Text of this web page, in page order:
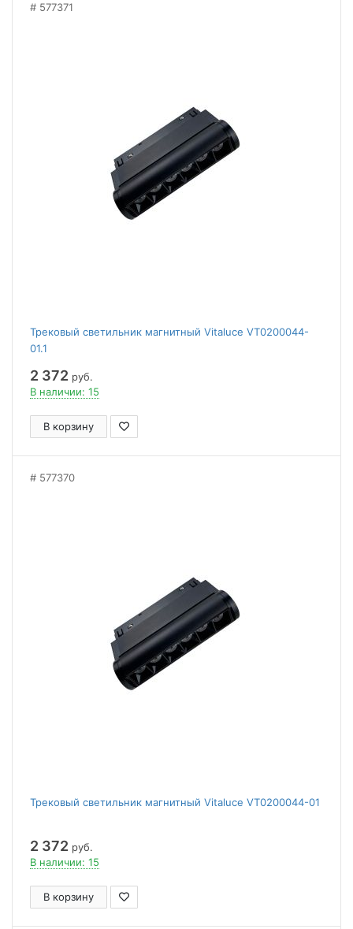
577371
Трековый светильник магнитный Vitaluce VT0200044-
01.1
2 372 руб.
В наличии: 15
В корзину
577370
Трековый светильник магнитный Vitaluce VT0200044-01
2 372 руб.
В наличии: 15
В корзину